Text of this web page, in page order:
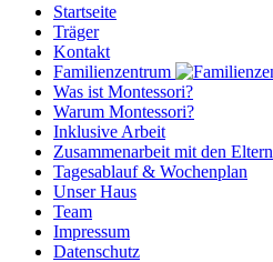
Startseite
Träger
Kontakt
Familienzentrum
Was ist Montessori?
Warum Montessori?
Inklusive Arbeit
Zusammenarbeit mit den Eltern
Tagesablauf & Wochenplan
Unser Haus
Team
Impressum
Datenschutz